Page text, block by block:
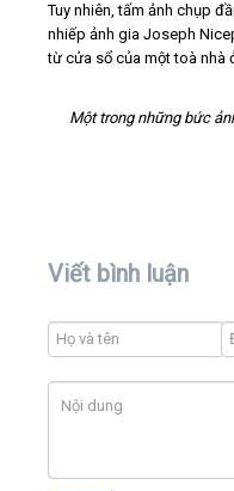
Tuy nhiên, tấm ảnh chụp
nhiếp ảnh gia Joseph
từ cửa sổ của một toà nhà
Một trong những bức
Viết bình luận